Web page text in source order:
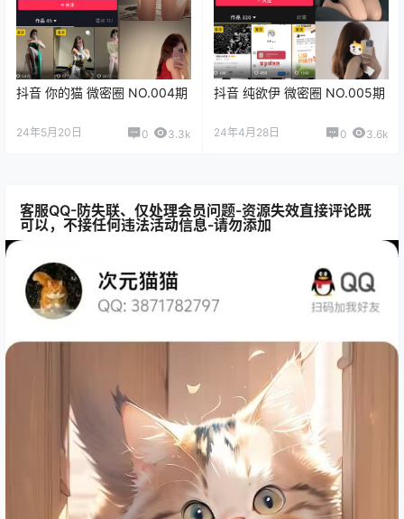
抖音 你的猫 微密圈 NO.004期
24年5月20日 0 3.3k
抖音 纯欲伊 微密圈 NO.005期
24年4月28日 0 3.6k
客服QQ-防失联、仅处理会员问题-资源失效直接评论既
可以，不接任何违法活动信息-请勿添加